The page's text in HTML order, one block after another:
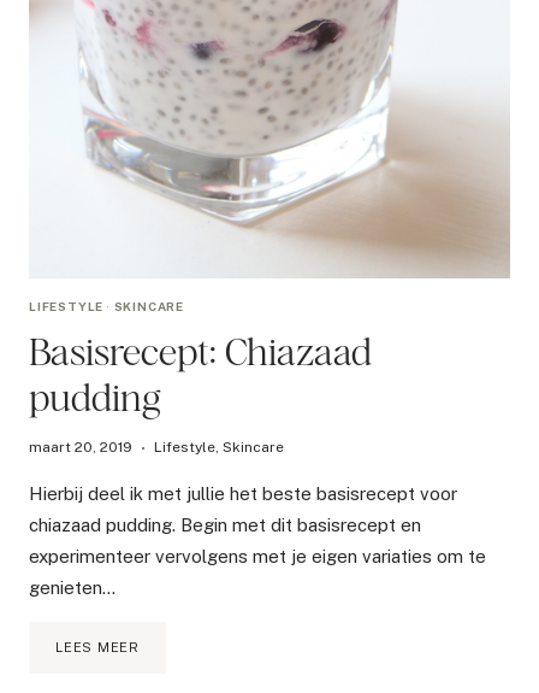
LIFESTYLE · SKINCARE
Basisrecept: Chiazaad
pudding
maart 20, 2019 Lifestyle,Skincare
Hierbij deel ik met jullie het beste basisrecept voor
chiazaad pudding. Begin met dit basisrecept en
experimenteer vervolgens met je eigen variaties om te
genieten…
LEES MEER